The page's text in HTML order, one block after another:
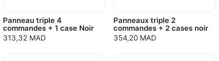
Panneau triple 4
commandes + 1 case Noir
313,32 MAD
Panneaux triple 2
commandes + 2 cases noir
354,20 MAD